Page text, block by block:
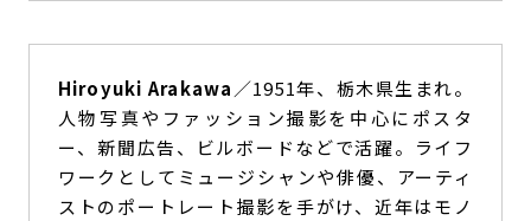
Hiroyuki Arakawa ／1951年、栃木県生まれ。
人物写真やファッション撮影を中心にポスタ
ー、新聞広告、ビルボードなどで活躍。ライフ
ワークとしてミュージシャンや俳優、アーティ
ストのポートレート撮影を手がけ、近年はモノ